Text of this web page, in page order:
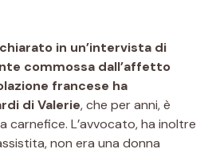
in un’intervista di
commossa dall’affetto
francese ha
di Valerie, che per anni, è
carnefice. L’avvocato, ha inoltre
non era una donna